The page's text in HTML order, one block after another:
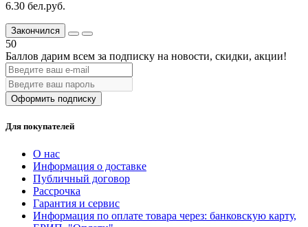
6.30 бел.руб.
Закончился
50
Баллов дарим всем за подписку на новости, скидки, акции!
Оформить подписку
Для покупателей
О нас
Информация о доставке
Публичный договор
Рассрочка
Гарантия и сервис
Информация по оплате товара через: банковскую карту,